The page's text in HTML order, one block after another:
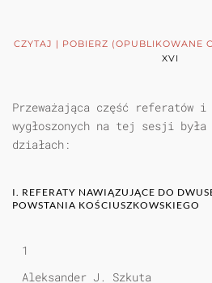
CZYTAJ | POBIERZ (OPUBLIKOWANE
XVI
Przeważająca część referatów i
wygłoszonych na tej sesji była
działach:
I. REFERATY NAWIĄZUJĄCE DO
POWSTANIA KOŚCIUSZKOWSKIEGO
1
Aleksander J. Szkuta